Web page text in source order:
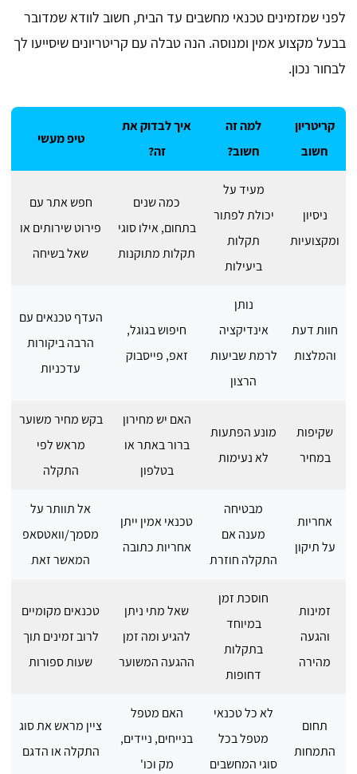
לפני שמזמינים טכנאי מחשבים עד הבית, חשוב לוודא שמדובר
בבעל מקצוע אמין ומנוסה. הנה טבלה עם קריטריונים שיסייעו לך
לבחור נכון.
קריטריון
חשוב
למה זה
חשוב?
איך לבדוק את
זה?
טיפ מעשי
ניסיון
ומקצועיות
מעיד על
יכולת לפתור
תקלות
ביעילות
כמה שנים
בתחום, אילו סוגי
תקלות מתוקנות
חפש אתר עם
פירוט שירותים או
שאל בשיחה
חוות דעת
והמלצות
נותן
אינדיקציה
לרמת שביעות
הרצון
חיפוש בגוגל,
זאפ, פייסבוק
העדף טכנאים עם
הרבה ביקורות
עדכניות
שקיפות
במחיר
מונע הפתעות
לא נעימות
האם יש מחירון
ברור באתר או
בטלפון
בקש מחיר משוער
מראש לפי
התקלה
אחריות
על תיקון
מבטיחה
מענה אם
התקלה חוזרת
טכנאי אמין ייתן
אחריות כתובה
אל תוותר על
מסמך/וואטסאפ
המאשר זאת
זמינות
והגעה
מהירה
חוסכת זמן
במיוחד
בתקלות
דחופות
שאל מתי ניתן
להגיע ומה זמן
ההגעה המשוער
טכנאים מקומיים
לרוב זמינים תוך
שעות ספורות
תחום
התמחות
לא כל טכנאי
מטפל בכל
סוגי המחשבים
האם מטפל
בנייחים, ניידים,
מק וכו'
ציין מראש את סוג
התקלה או הדגם